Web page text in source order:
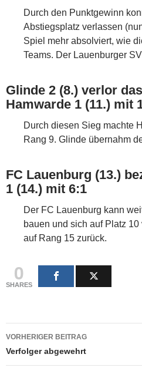
Durch den Punktgewinn
Abstiegsplatz verlassen
Spiel mehr absolviert, wie
Teams. Der Lauenburger
Glinde 2 (8.) verlor
Hamwarde 1 (11.) mit
Durch diesen Sieg machte
Rang 9. Glinde übernahm
FC Lauenburg (13.)
1 (14.) mit 6:1
Der FC Lauenburg kann
bauen und sich auf Platz
auf Rang 15 zurück.
0
SHARES
Beitragsnavigation
VORHERIGER BEITRAG
Verfolger abgewehrt